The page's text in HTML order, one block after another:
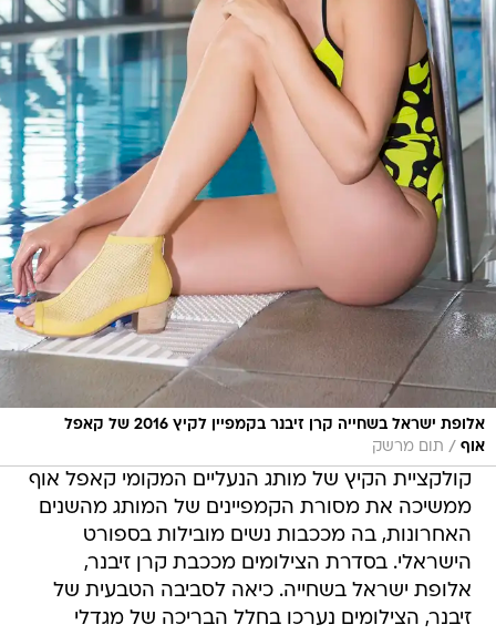
אלופת ישראל בשחייה קרן זיבנר בקמפיין לקיץ 2016 של קאפל
אוף / תום מרשק
קולקציית הקיץ של מותג הנעליים המקומי קאפל אוף
ממשיכה את מסורת הקמפיינים של המותג מהשנים
האחרונות, בה מככבות נשים מובילות בספורט
הישראלי. בסדרת הצילומים מככבת קרן זיבנר,
אלופת ישראל בשחייה. כיאה לסביבה הטבעית של
זיבנר, הצילומים נערכו בחלל הבריכה של מגדלי